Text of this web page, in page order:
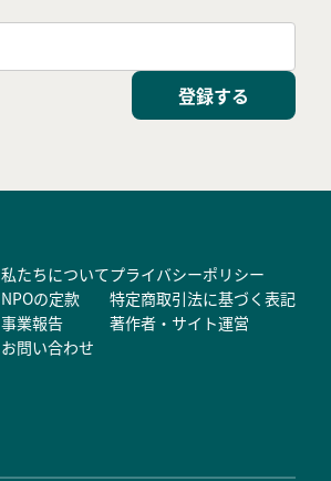
登録する
私たちについて
NPOの定款
事業報告
お問い合わせ
プライバシーポリシー
特定商取引法に基づく表記
著作者・サイト運営